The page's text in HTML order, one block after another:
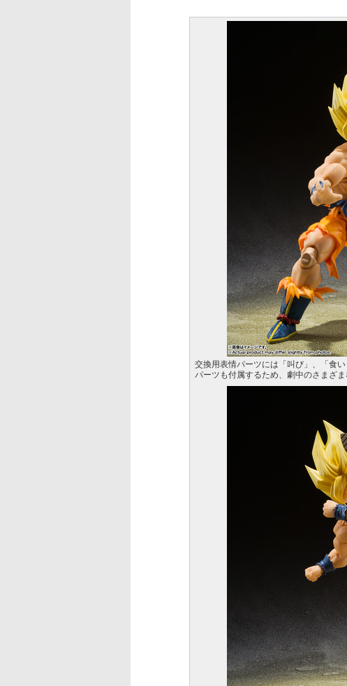
交換用表情パーツには「叫び」、「食
パーツも付属するため、劇中のさまざ